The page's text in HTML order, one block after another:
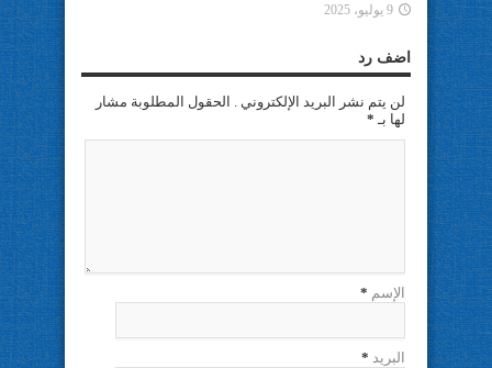
9 يوليو، 2025
اضف رد
لن يتم نشر البريد الإلكتروني . الحقول المطلوبة مشار
لها بـ *
الإسم *
البريد *